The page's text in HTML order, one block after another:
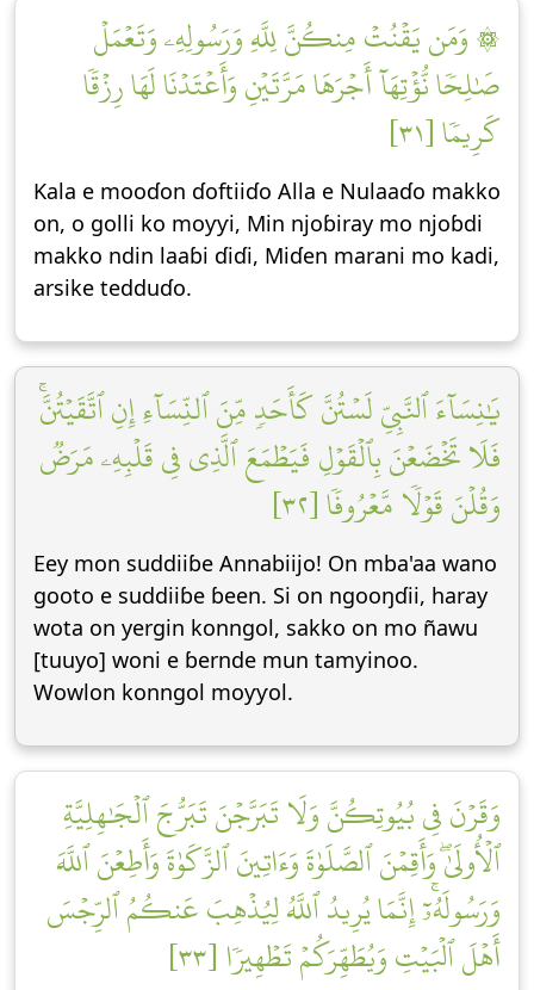
۞ وَمَن يَقۡنُتۡ مِنكُنَّ لِلَّهِ وَرَسُولِهِۦ وَتَعۡمَلۡ
صَٰلِحٗا نُّؤۡتِهَآ أَجۡرَهَا مَرَّتَيۡنِ وَأَعۡتَدۡنَا لَهَا رِزۡقٗا
كَرِيمٗا [٣١]
Kala e mooɗon ɗoftiiɗo Alla e Nulaaɗo makko
on, o golli ko moƴƴi, Min njoɓiray mo njoɓdi
makko ndin laaɓi ɗiɗi, Miɗen marani mo kadi,
arsike tedduɗo.
يَٰنِسَآءَ ٱلنَّبِيِّ لَسۡتُنَّ كَأَحَدٖ مِّنَ ٱلنِّسَآءِ إِنِ ٱتَّقَيۡتُنَّۚ
فَلَا تَخۡضَعۡنَ بِٱلۡقَوۡلِ فَيَطۡمَعَ ٱلَّذِي فِي قَلۡبِهِۦ مَرَضٞ
وَقُلۡنَ قَوۡلٗا مَّعۡرُوفٗا [٣٢]
Eey mon suddiiɓe Annabiijo! On mba'aa wano
gooto e suddiiɓe ɓeen. Si on ngooŋɗii, haray
wota on yergin konngol, sakko on mo ñawu
[tuuyo] woni e ɓernde mun tamƴinoo.
Wowlon konngol moƴƴol.
وَقَرۡنَ فِي بُيُوتِكُنَّ وَلَا تَبَرَّجۡنَ تَبَرُّجَ ٱلۡجَٰهِلِيَّةِ
ٱلۡأُولَىٰۖ وَأَقِمۡنَ ٱلصَّلَوٰةَ وَءَاتِينَ ٱلزَّكَوٰةَ وَأَطِعۡنَ ٱللَّهَ
وَرَسُولَهُۥٓۚ إِنَّمَا يُرِيدُ ٱللَّهُ لِيُذۡهِبَ عَنكُمُ ٱلرِّجۡسَ
أَهۡلَ ٱلۡبَيۡتِ وَيُطَهِّرَكُمۡ تَطۡهِيرٗا [٣٣]